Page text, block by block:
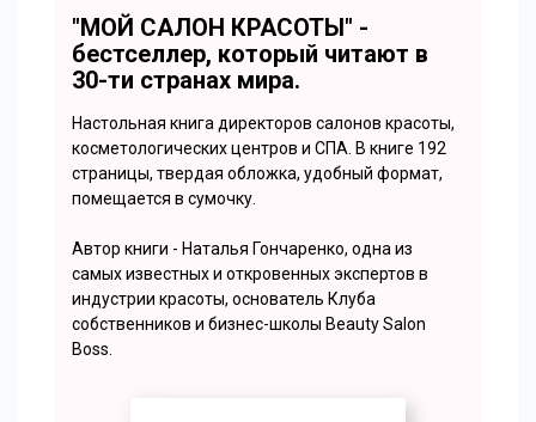
"МОЙ САЛОН КРАСОТЫ" -
бестселлер, который читают в
30-ти странах мира.
Настольная книга директоров салонов красоты,
косметологических центров и СПА. В книге 192
страницы, твердая обложка, удобный формат,
помещается в сумочку.
Автор книги - Наталья Гончаренко, одна из
самых известных и откровенных экспертов в
индустрии красоты, основатель Клуба
собственников и бизнес-школы Beauty Salon
Boss.